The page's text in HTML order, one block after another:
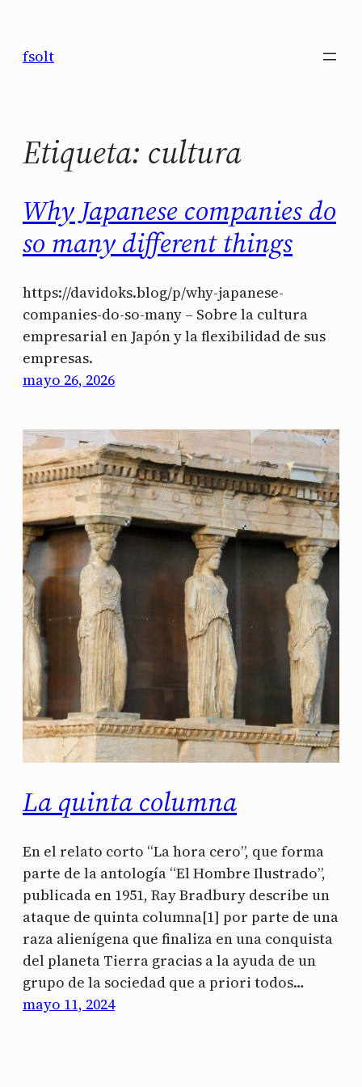
contenido
fsolt
Etiqueta: cultura
Why Japanese companies do
so many different things
https://davidoks.blog/p/why-japanese-
companies-do-so-many – Sobre la cultura
empresarial en Japón y la flexibilidad de sus
empresas.
mayo 26, 2026
La quinta columna
En el relato corto “La hora cero”, que forma
parte de la antología “El Hombre Ilustrado”,
publicada en 1951, Ray Bradbury describe un
ataque de quinta columna[1] por parte de una
raza alienígena que finaliza en una conquista
del planeta Tierra gracias a la ayuda de un
grupo de la sociedad que a priori todos…
mayo 11, 2024